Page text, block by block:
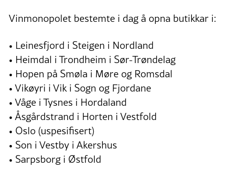
Vinmonopolet bestemte i dag å opna butikkar i:
• Leinesfjord i Steigen i Nordland
• Heimdal i Trondheim i Sør-Trøndelag
• Hopen på Smøla i Møre og Romsdal
• Vikøyri i Vik i Sogn og Fjordane
• Våge i Tysnes i Hordaland
• Åsgårdstrand i Horten i Vestfold
• Oslo (uspesifisert)
• Son i Vestby i Akershus
• Sarpsborg i Østfold